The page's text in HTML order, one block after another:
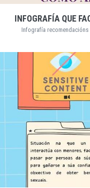
INFOGRAFÍA QUE
Infografía